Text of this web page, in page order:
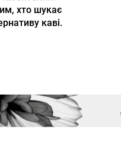
хто шукає
каві.